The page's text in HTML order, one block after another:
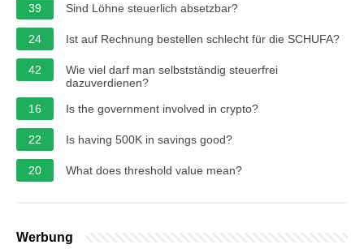
39 Sind Löhne steuerlich absetzbar?
24 Ist auf Rechnung bestellen schlecht für die SCHUFA?
42
Wie viel darf man selbstständig steuerfrei
dazuverdienen?
16
Is the government involved in crypto?
22 Is having 500K in savings good?
20 What does threshold value mean?
Werbung